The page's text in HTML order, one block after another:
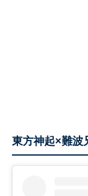
東方神起×難波